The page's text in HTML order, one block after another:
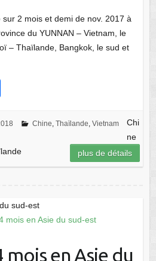
2 mois et demi de nov. 2017 à
du YUNNAN – Vietnam, le
– Thaïlande, Bangkok, le sud et
ta
g
er
Chine, Thaïlande, Vietnam
Chi
ne
plus de détails
sud-est
mois en Asie du